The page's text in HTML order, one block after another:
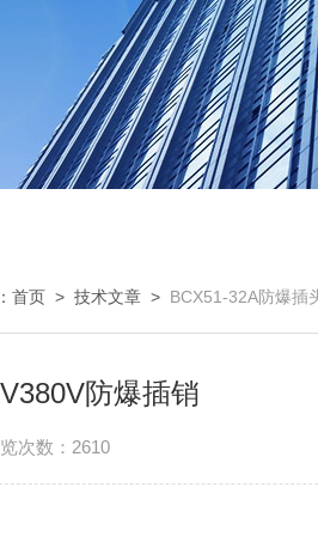
首页 > 技术文章 > BCX51-32A防爆插
防爆插销
次数：2610